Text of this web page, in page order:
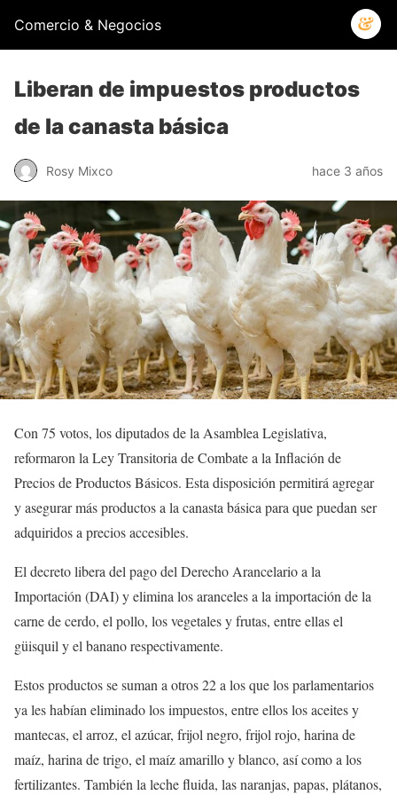
Comercio & Negocios
Liberan de impuestos productos
de la canasta básica
Rosy Mixco hace 3 años
Con 75 votos, los diputados de la Asamblea Legislativa,
reformaron la Ley Transitoria de Combate a la Inflación de
Precios de Productos Básicos. Esta disposición permitirá agregar
y asegurar más productos a la canasta básica para que puedan ser
adquiridos a precios accesibles.
El decreto libera del pago del Derecho Arancelario a la
Importación (DAI) y elimina los aranceles a la importación de la
carne de cerdo, el pollo, los vegetales y frutas, entre ellas el
güisquil y el banano respectivamente.
Estos productos se suman a otros 22 a los que los parlamentarios
ya les habían eliminado los impuestos, entre ellos los aceites y
mantecas, el arroz, el azúcar, frijol negro, frijol rojo, harina de
maíz, harina de trigo, el maíz amarillo y blanco, así como a los
fertilizantes. También la leche fluida, las naranjas, papas, plátanos,